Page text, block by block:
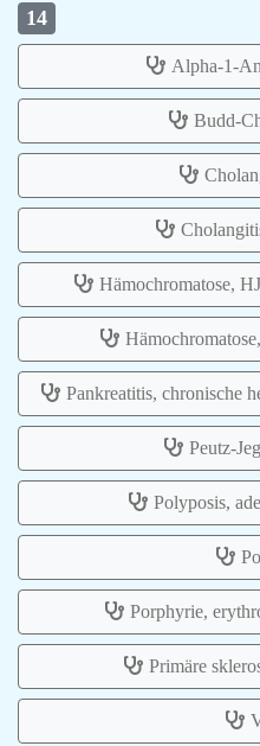
14
Alpha-1-
Budd-
Hämochromatose,
Pankreatitis, chronische
Peutz-
Polyposis,
Porphyrie,
Primäre